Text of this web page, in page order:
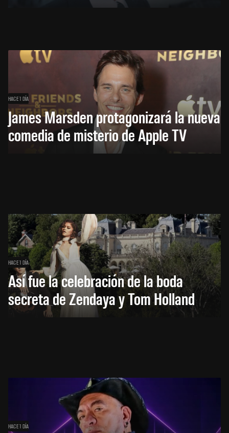
HACE 1 DÍA
James Marsden protagonizará la nueva
comedia de misterio de Apple TV
HACE 1 DÍA
Así fue la celebración de la boda
secreta de Zendaya y Tom Holland
HACE 1 DÍA